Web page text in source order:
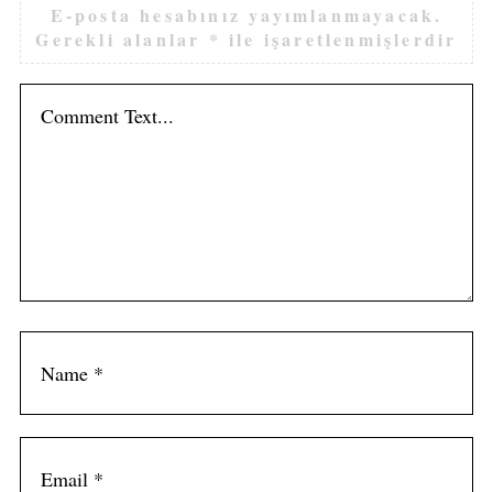
E-posta hesabınız yayımlanmayacak.
Gerekli alanlar * ile işaretlenmişlerdir